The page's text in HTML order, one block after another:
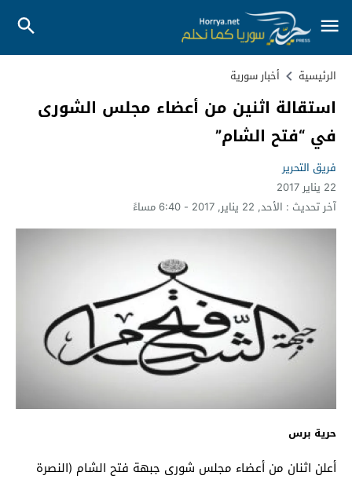
الرئيسية أخبار سورية
استقالة اثنين من أعضاء مجلس الشورى
في “فتح الشام”
فريق التحرير
22 يناير 2017
آخر تحديث : الأحد, 22 يناير, 2017 - 6:40 مساءً
حرية برس
أعلن اثنان من أعضاء مجلس شورى جبهة فتح الشام (النصرة